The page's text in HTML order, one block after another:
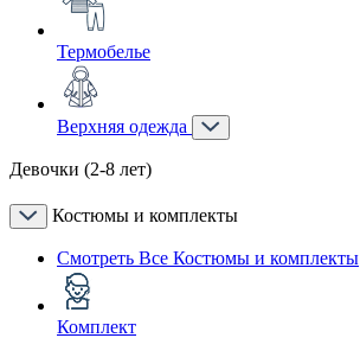
Термобелье
Верхняя одежда
Девочки (2-8 лет)
Костюмы и комплекты
Смотреть Все Костюмы и комплекты
Комплект